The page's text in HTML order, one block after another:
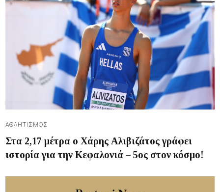
ΑΘΛΗΤΙΣΜΌΣ
Στα 2,17 μέτρα ο Χάρης Αλιβιζάτος γράφει
ιστορία για την Κεφαλονιά – 5ος στον κόσμο!